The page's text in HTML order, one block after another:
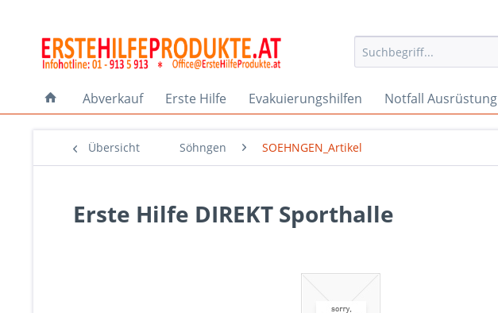
Abverkauf Erste Hilfe Evakuierungshilfen Notfall Ausrüstung
Übersicht Söhngen SOEHNGEN_Artikel
Erste Hilfe DIREKT Sporthalle